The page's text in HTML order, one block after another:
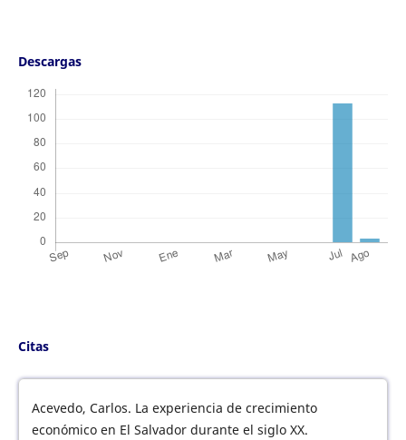
Descargas
Citas
Acevedo, Carlos. La experiencia de crecimiento
económico en El Salvador durante el siglo XX.